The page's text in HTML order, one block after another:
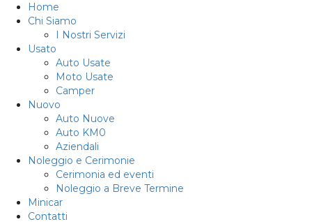
Home
Chi Siamo
I Nostri Servizi
Usato
Auto Usate
Moto Usate
Camper
Nuovo
Auto Nuove
Auto KM0
Aziendali
Noleggio e Cerimonie
Cerimonia ed eventi
Noleggio a Breve Termine
Minicar
Contatti